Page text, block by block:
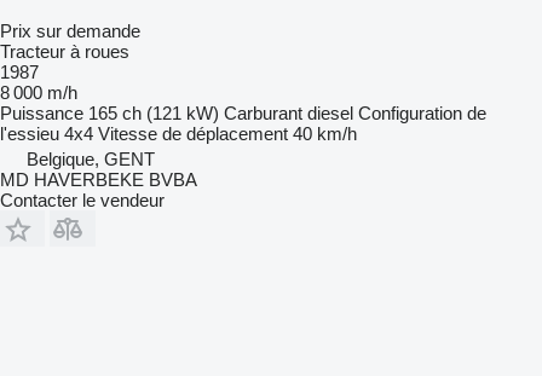
Prix sur demande
Tracteur à roues
1987
8 000 m/h
Puissance 165 ch (121 kW) Carburant diesel Configuration de
l'essieu 4x4 Vitesse de déplacement 40 km/h
Belgique, GENT
MD HAVERBEKE BVBA
Contacter le vendeur